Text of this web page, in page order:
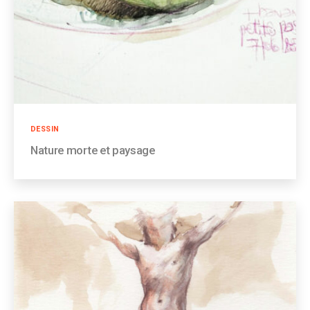
Catégories
DESSIN
Nature morte et paysage